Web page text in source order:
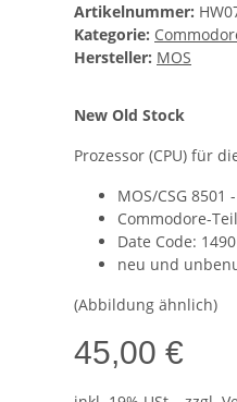
Artikelnummer:
Kategorie:
Hersteller: MOS
New Old Stock
Prozessor (CPU) für
MOS/CSG
Commodore-
Date Code:
neu und
(Abbildung ähnlich)
45,00 €